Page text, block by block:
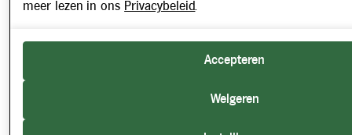
meer lezen in ons Privacybeleid.
Accepteren
Weigeren